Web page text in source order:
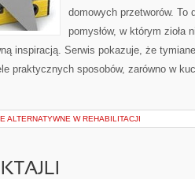
domowych przetworów. To
pomysłów, w którym zioła
inspiracją. Serwis pokazuje, że
praktycznych sposobów, zarówno w
ALTERNATYWNE W REHABILITACJI